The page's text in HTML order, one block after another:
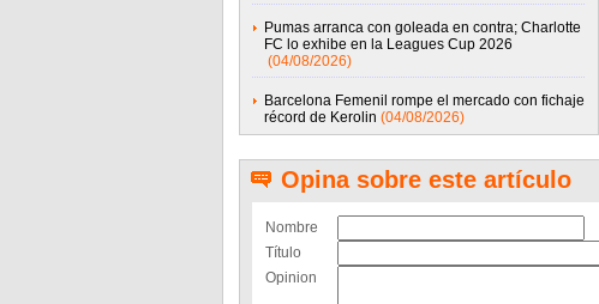
Pumas arranca con goleada en contra; Charlotte
FC lo exhibe en la Leagues Cup 2026
(04/08/2026)
Barcelona Femenil rompe el mercado con fichaje
récord de Kerolin (04/08/2026)
Opina sobre este artículo
Nombre
Título
Opinion